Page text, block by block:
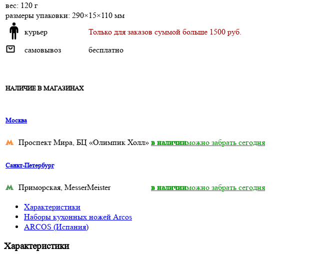
веc: 120 г
размеры упаковки: 290×15×110 мм
курьер
Только для заказов суммой больше 1500 руб.
самовывоз
бесплатно
НАЛИЧИЕ В МАГАЗИНАХ
Москва
Проспект Мира, БЦ «Олимпик Холл» в наличииможно забрать сегодня
Санкт-Петербург
Приморская, MesserMeister в наличииможно забрать сегодня
Характеристики
Наборы кухонных ножей Arcos
ARCOS (Испания)
Характеристики